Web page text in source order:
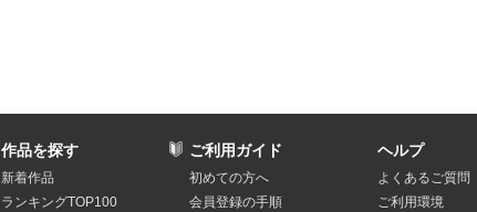
作品を探す
新着作品
ランキングTOP100
ご利用ガイド
初めての方へ
会員登録の手順
ヘルプ
よくあるご質問
ご利用環境